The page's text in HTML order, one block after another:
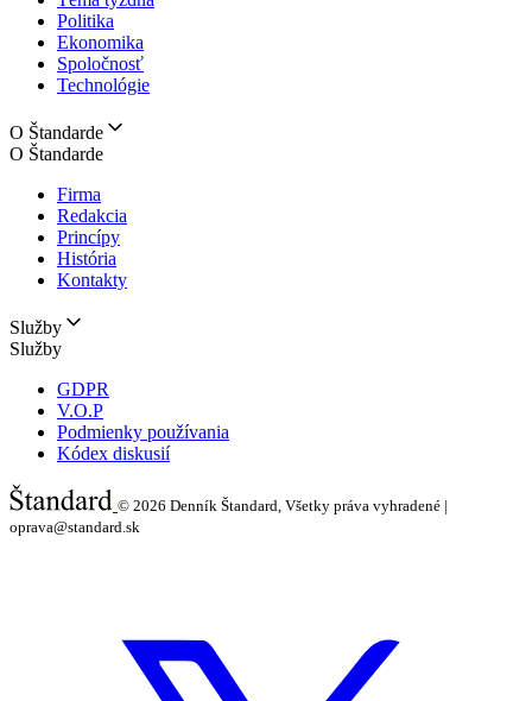
Politika
Ekonomika
Spoločnosť
Technológie
O Štandarde
O Štandarde
Firma
Redakcia
Princípy
História
Kontakty
Služby
Služby
GDPR
V.O.P
Podmienky používania
Kódex diskusií
© 2026 Denník Štandard, Všetky práva vyhradené |
oprava@standard.sk